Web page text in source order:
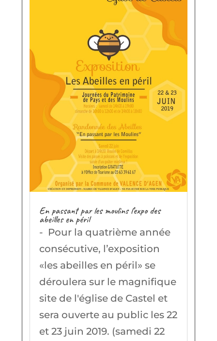
En passant par les moulins l’expo des
abeilles en péril
- Pour la quatrième année
consécutive, l’exposition
«les abeilles en péril» se
déroulera sur le magnifique
site de l'église de Castel et
sera ouverte au public les 22
et 23 juin 2019. (samedi 22